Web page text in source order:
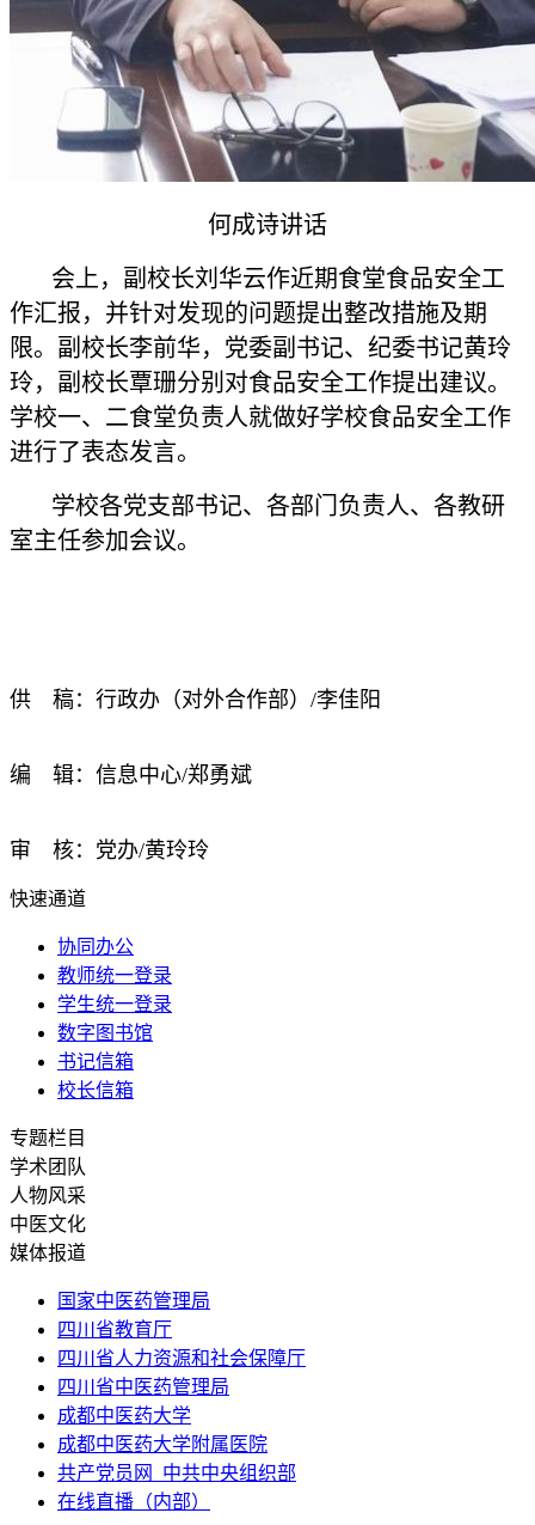
何成诗讲话
会上，副校长刘华云作近期食堂食品安全工
作汇报，并针对发现的问题提出整改措施及期
限。副校长李前华，党委副书记、纪委书记黄玲
玲，副校长覃珊分别对食品安全工作提出建议。
学校一、二食堂负责人就做好学校食品安全工作
进行了表态发言。
学校各党支部书记、各部门负责人、各教研
室主任参加会议。
供 稿：行政办（对外合作部）/李佳阳
编 辑：信息中心/郑勇斌
审 核：党办/黄玲玲
快速通道
协同办公
教师统一登录
学生统一登录
数字图书馆
书记信箱
校长信箱
专题栏目
学术团队
人物风采
中医文化
媒体报道
国家中医药管理局
四川省教育厅
四川省人力资源和社会保障厅
四川省中医药管理局
成都中医药大学
成都中医药大学附属医院
共产党员网_中共中央组织部
在线直播（内部）